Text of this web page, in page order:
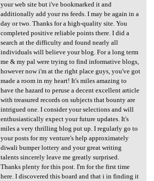
your web site but i've bookmarked it and
additionally add your rss feeds. I may be again in a
day or two. Thanks for a high-quality site. You
completed positive reliable points there. I did a
search at the difficulty and found nearly all
individuals will believe your blog. For a long term
me & my pal were trying to find informative blogs,
however now i'm at the right place guys, you've got
made a room in my heart! It's miles amazing to
have the hazard to peruse a decent excellent article
with treasured records on subjects that bounty are
intrigued one. I consider your selections and will
enthusiastically expect your future updates. It's
miles a very thrilling blog put up. I regularly go to
your posts for my venture's help approximately
diwali bumper lottery and your great writing
talents sincerely leave me greatly surprised.
Thanks plenty for this post. I'm for the first time
here. I discovered this board and that i in finding it